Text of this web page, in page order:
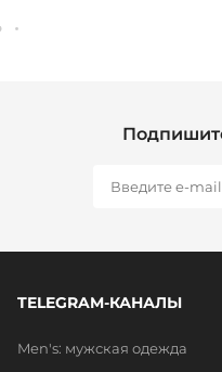
TELEGRAM-КАНАЛЫ
Men's: мужская одежда